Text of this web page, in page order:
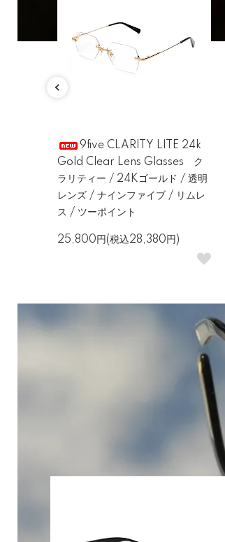
9five CLARITY LITE 24k
Gold Clear Lens Glasses ク
ラリティー / 24Kゴールド / 透明
レンズ / ナインファイブ / リムレ
ス / ツーポイント
25,800円(税込28,380円)